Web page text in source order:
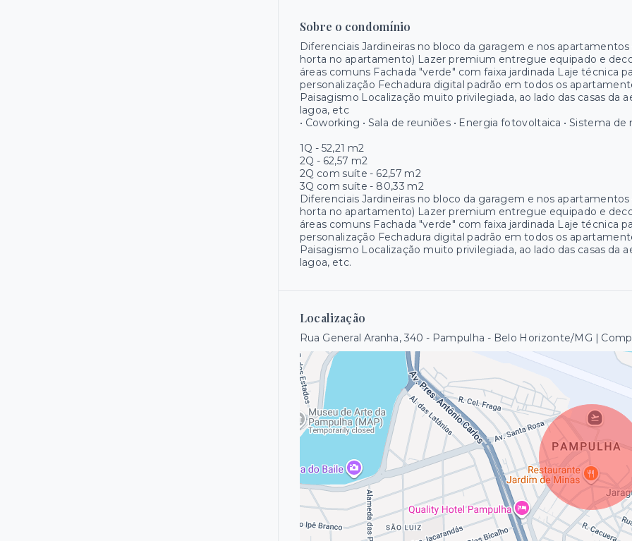
Sobre o condomínio
Diferenciais Jardineiras no bloco da garagem e nos
horta no apartamento) Lazer premium entregue equipado e
áreas comuns Fachada "verde" com faixa jardinada Laje técnica
personalização Fechadura digital padrão em todos os
Paisagismo Localização muito privilegiada, ao lado das casas da
lagoa, etc
• Coworking • Sala de reuniões • Energia fotovoltaica • Sistema
1Q - 52,21 m2
2Q - 62,57 m2
2Q com suíte - 62,57 m2
3Q com suíte - 80,33 m2
Diferenciais Jardineiras no bloco da garagem e nos
horta no apartamento) Lazer premium entregue equipado e
áreas comuns Fachada "verde" com faixa jardinada Laje técnica
personalização Fechadura digital padrão em todos os
Paisagismo Localização muito privilegiada, ao lado das casas da
lagoa, etc.
Localização
Rua General Aranha, 340 - Pampulha - Belo Horizonte/MG |